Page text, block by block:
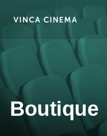
Boutique